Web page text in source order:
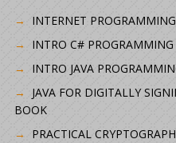
INTERNET
INTRO C#
INTRO JAVA
JAVA FOR DIGITALLY
BOOK
PRACTICAL